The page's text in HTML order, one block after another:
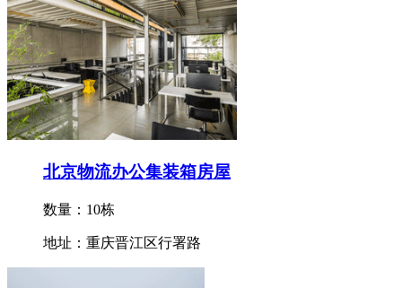
北京物流办公集装箱房屋
数量：10栋
地址：重庆晋江区行署路